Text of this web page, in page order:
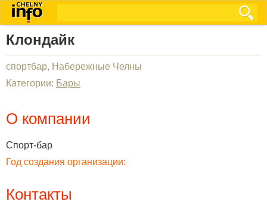
Клондайк
спортбар, Набережные Челны
Категории: Бары
О компании
Спорт-бар
Год создания организации:
Контакты